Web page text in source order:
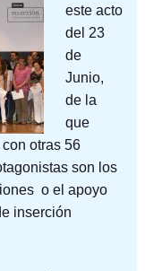
este acto
del 23
de
Junio,
de la
que
otras 56
son los
o el apoyo
inserción